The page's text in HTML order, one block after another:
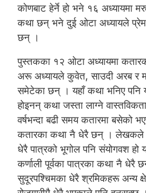
कोणबाट हेर्ने हो भने १६ अध्यायमा
कथा छन् भने दुई ओटा अध्यायले प्रेम
छन् ।
पुस्तकका १२ ओटा अध्यायमा
अरू अध्यायले कुवेत, साउदी अरब र
समेटेका छन् । यहाँ कथा भनिए पनि
होइनन् कथा जस्ता लाग्ने
वर्षभन्दा बढी समय कतारमा बसेको
कतारका कथा नै धेरै छन् । लेखकले
धेरै पात्रको भूगोल पनि संयोगवश हो
कर्णाली पूर्वका पात्रका कथा नै धेरै
सुदूरपश्चिमका धेरै श्रमिकहरू अन्य